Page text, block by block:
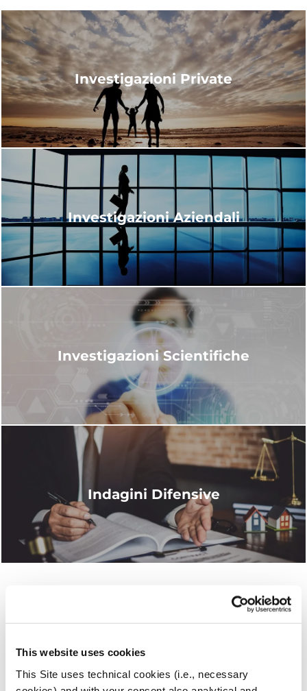
This website uses cookies
This Site uses technical cookies (i.e., necessary
Investigazioni Private
Investigazioni Aziendali
Investigazioni Scientifiche
Indagini Difensive
Indagini separazione e divorzio
Affidamento minori